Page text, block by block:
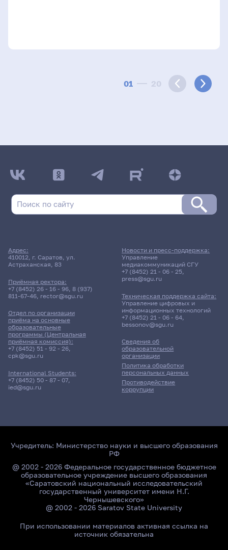
01 20
Адрес:
410012, г. Саратов, ул.
Астраханская, 83
Приёмная ректора:
+7 (8452) 26 - 16 - 96, 8 (937)
811-67-46, rector@sgu.ru
Отдел по организации
приёма на основные
образовательные
программы (Центральная
приёмная комиссия):
+7 (8452) 51 - 92 - 26,
cpk@sgu.ru
International Students:
+7 (8452) 50 - 87 - 07,
ied@sgu.ru
Сведения об
образовательной
организации
Политика обработки
персональных данных
Противодействие
коррупции
Новости и пресс-поддержка:
Управление
медиакоммуникаций СГУ
+7 (8452) 21 - 06 - 25,
press@sgu.ru
Техническая поддержка сайта:
Управление цифровых и
информационных технологий
+7 (8452) 21 - 06 - 64,
bessonov@sgu.ru
Учредитель: Министерство науки и высшего образования
РФ
@ 2002 - 2026 Федеральное государственное бюджетное
образовательное учреждение высшего образования
«Саратовский национальный исследовательский
государственный университет имени Н.Г.
Чернышевского»
@ 2002 - 2026 Saratov State University
При использовании материалов активная ссылка на
источник обязательна